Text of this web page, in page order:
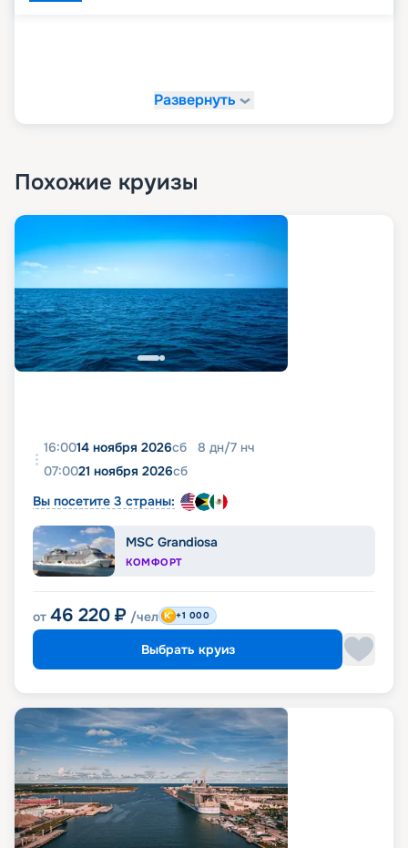
Развернуть
Похожие круизы
16:0014 ноября 2026сб 8 дн/7 нч
07:0021 ноября 2026сб
Вы посетите 3 страны:
MSC Grandiosa
КОМФОРТ
от 46 220 ₽ /чел +1 000
Выбрать круиз